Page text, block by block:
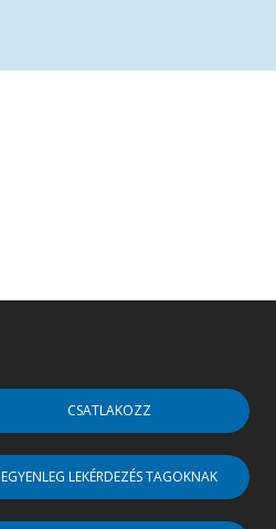
CSATLAKOZZ
EGYENLEG LEKÉRDEZÉS TAGOKNAK